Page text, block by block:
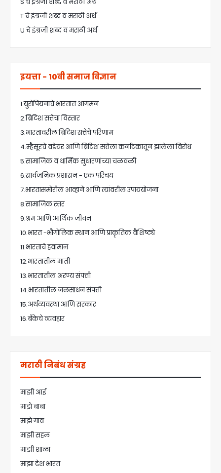
T चे इंग्रजी शब्द व मराठी अर्थ
U चे इंग्रजी शब्द व मराठी अर्थ
इयत्ता - 10वी समाज विज्ञान
1.युरोपियनांचे भारतात आगमन
2.ब्रिटिश सत्तेचा विस्तार
3.भारतावरील ब्रिटिश सत्तेचे परिणाम
4.म्हैसूरचे वडेयर आणि ब्रिटिश सत्तेला कर्नाटकातून झालेला विरोध
5.सामाजिक व धार्मिक सुधारणांच्या चळवळी
6.सार्वजनिक प्रशासन - एक परिचय
7.भारतासमोरील आव्हाने आणि त्यांवरील उपाययोजना
8.सामाजिक स्तर
9.श्रम आणि आर्थिक जीवन
10.भारत -भौगोलिक स्थान आणि प्राकृतिक वैशिष्ट्ये
11.भारताचे हवामान
12.भारतातील माती
13.भारतातील अरण्य संपत्ती
14.भारतातील जलसाधन संपत्ती
15.अर्थव्यवस्था आणि सरकार
16.बँकेचे व्यवहार
मराठी निबंध संग्रह
माझी आई
माझे बाबा
माझे गाव
माझी सहल
माझी शाळा
माझा देश भारत